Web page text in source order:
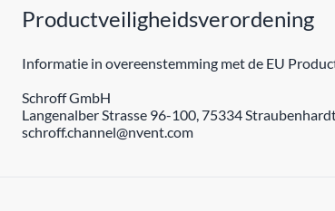
Productveiligheidsverordening
Informatie in overeenstemming met de EU
Schroff GmbH
Langenalber Strasse 96-100, 75334
schroff.channel@nvent.com